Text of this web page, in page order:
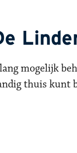
mogelijk
thuis kunt